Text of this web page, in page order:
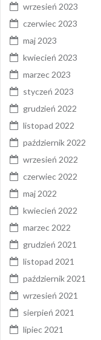
wrzesień 2023
czerwiec 2023
maj 2023
kwiecień 2023
marzec 2023
styczeń 2023
grudzień 2022
listopad 2022
październik 2022
wrzesień 2022
czerwiec 2022
maj 2022
kwiecień 2022
marzec 2022
grudzień 2021
listopad 2021
październik 2021
wrzesień 2021
sierpień 2021
lipiec 2021